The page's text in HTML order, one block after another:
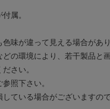
属。
味が違って見える場合があり
の環境により、若干製品と
さい。
照下さい。
ている場合がございますの